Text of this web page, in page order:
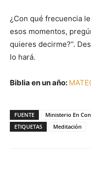
¿Con qué frecuencia
esos momentos,
quieres decirme?”.
lo hará.
Biblia en un año:
FUENTE
Ministerio En
ETIQUETAS
Meditación